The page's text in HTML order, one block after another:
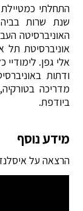
התחלתי
שנת שרות
האוניברסיטה
אוניברסיטת תל
אלי גפן. לימודיי
ודתות
מדריכה
ביודפת.
מידע נוסף
הרצאה על